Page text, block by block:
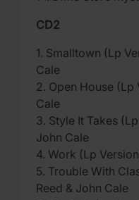
CD2
1. Smalltown (Lp
Cale
2. Open House (Lp
Cale
3. Style It Takes
John Cale
4. Work (Lp
5. Trouble With
Reed & John Cale